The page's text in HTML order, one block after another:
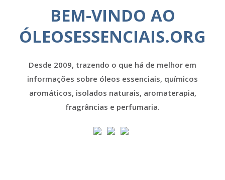
BEM-VINDO AO
ÓLEOSESSENCIAIS.ORG
Desde 2009, trazendo o que há de melhor em
informações sobre óleos essenciais, químicos
aromáticos, isolados naturais, aromaterapia,
fragrâncias e perfumaria.